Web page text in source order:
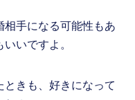
相手になる可能性もあ
いですよ。
きも、好きになって